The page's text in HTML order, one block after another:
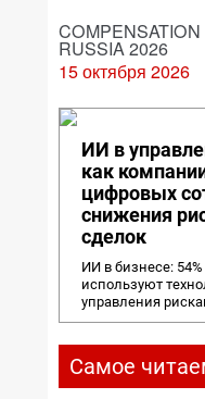
RUSSIA 2026
15 октября 2026
ИИ в
как
цифровых
снижения
сделок
ИИ в бизнесе:
используют
управления
Самое